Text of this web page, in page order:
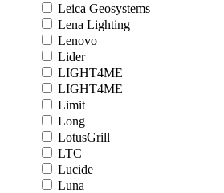
Leica Geosystems
Lena Lighting
Lenovo
Lider
LIGHT4ME
LIGHT4ME
Limit
Long
LotusGrill
LTC
Lucide
Luna